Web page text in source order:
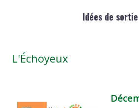
Idées de sortie
L'Échoyeux